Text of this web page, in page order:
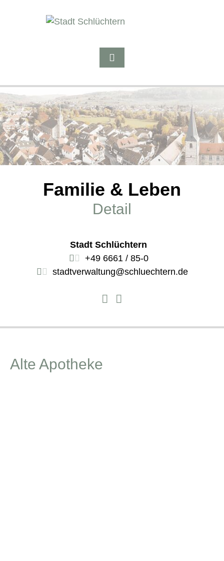
Familie & Leben
Detail
Stadt Schlüchtern
+49 6661 / 85-0
stadtverwaltung@schluechtern.de
Alte Apotheke